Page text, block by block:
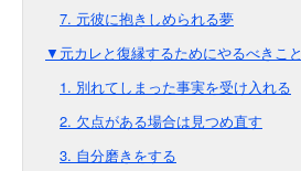
7. 元彼に抱きしめられる夢
▼元カレと復縁するためにやるべきこと
1. 別れてしまった事実を受け入れる
2. 欠点がある場合は見つめ直す
3. 自分磨きをする